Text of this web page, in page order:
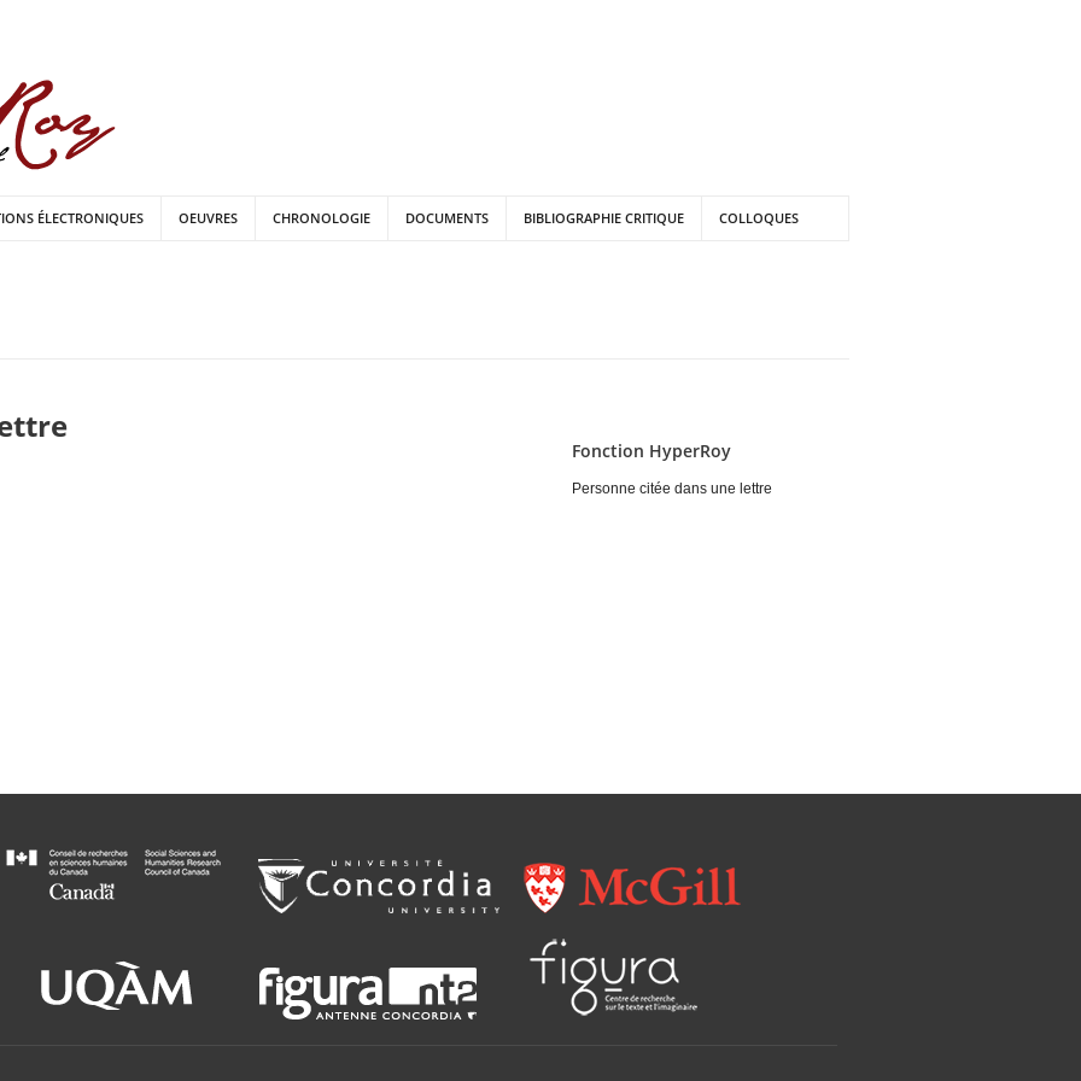
ÉLECTRONIQUES OEUVRES CHRONOLOGIE DOCUMENTS BIBLIOGRAPHIE CRITIQUE COLLOQUES
Fonction HyperRoy
Personne citée dans une lettre